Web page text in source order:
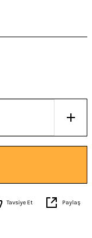
Tavsiye Et Paylaş